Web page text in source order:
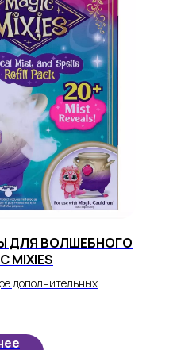
ДЛЯ ВОЛШЕБНОГО
MIXIES
дополнительных
с жидкостью для